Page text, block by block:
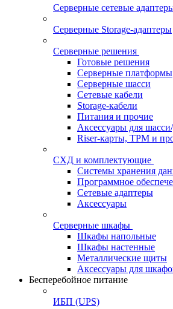
Серверные сетевые
Серверные Storage-адаптеры
Серверные решения
Готовые решения
Серверные платформы
Серверные шасси
Сетевые кабели
Storage-кабели
Питания и прочие
Аксессуары для
Riser-карты, TPM и
СХД и комплектующие
Системы хранения
Программное
Сетевые адаптеры
Аксессуары
Серверные шкафы
Шкафы напольные
Шкафы настенные
Металлические щиты
Аксессуары для
Бесперебойное питание
ИБП (UPS)